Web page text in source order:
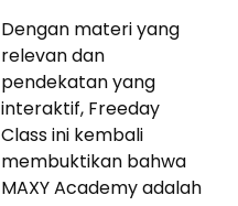
Dengan materi yang
relevan dan
pendekatan yang
interaktif, Freeday
Class ini kembali
membuktikan bahwa
MAXY Academy adalah